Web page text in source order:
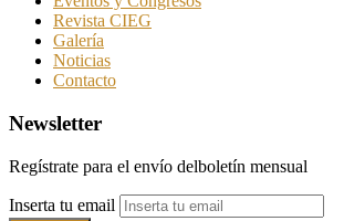
Revista CIEG
Galería
Noticias
Contacto
Newsletter
Regístrate para el envío delboletín mensual
Inserta tu email